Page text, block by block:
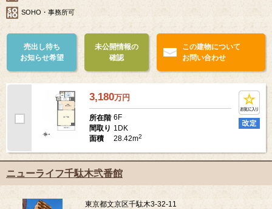
SOHO・事務所可
売出し待ち
お知らせ希望
未公開情報の
確認
この建物について
お問い合わせ
3,180万円
所在階 6F
間取り 1DK
面積
28.42m2
ニューライフ千駄木弐番館
東京都文京区千駄木3-32-11